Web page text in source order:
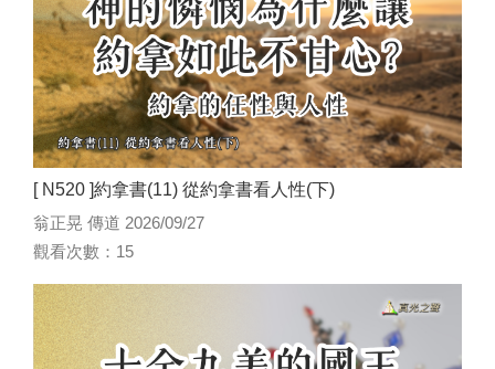
[ N520 ]約拿書(11) 從約拿書看人性(下)
翁正晃 傳道 2026/09/27
觀看次數：15